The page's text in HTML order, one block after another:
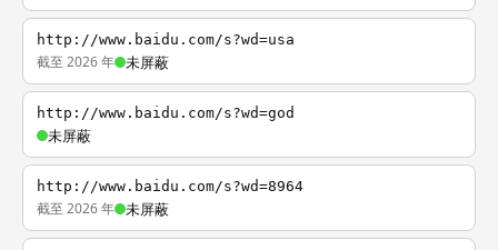
http://www.baidu.com/s?wd=usa
截至 2026 年 未屏蔽
http://www.baidu.com/s?wd=god
未屏蔽
http://www.baidu.com/s?wd=8964
截至 2026 年 未屏蔽